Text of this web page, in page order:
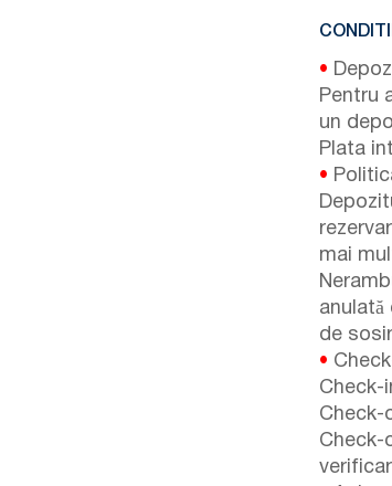
•
Pentru
un
Plata
•
mai
anulată
de
•
Check-
Check-
Check-